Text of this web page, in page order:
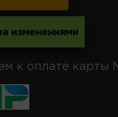
изменениями
к оплате карты